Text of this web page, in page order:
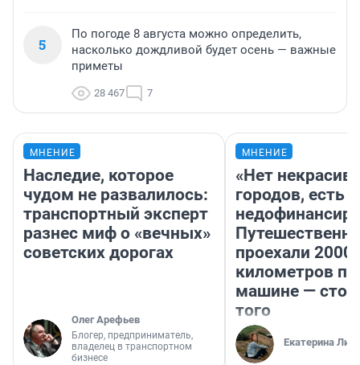
5
По погоде 8 августа можно определить,
насколько дождливой будет осень — важные
приметы
28 467 7
МНЕНИЕ
Наследие, которое
чудом не развалилось:
транспортный эксперт
разнес миф о «вечных»
советских дорогах
Олег Арефьев
Блогер, предприниматель,
владелец в транспортном
бизнесе
МНЕНИЕ
«Нет
городов, есть
проехали 2000
километров по
машине —
того
Екатерина